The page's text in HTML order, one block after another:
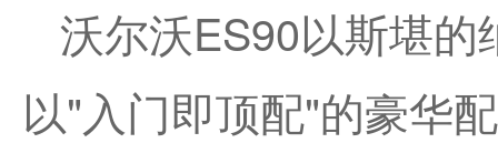
沃尔沃ES90以斯堪
以"入门即顶配"的豪华